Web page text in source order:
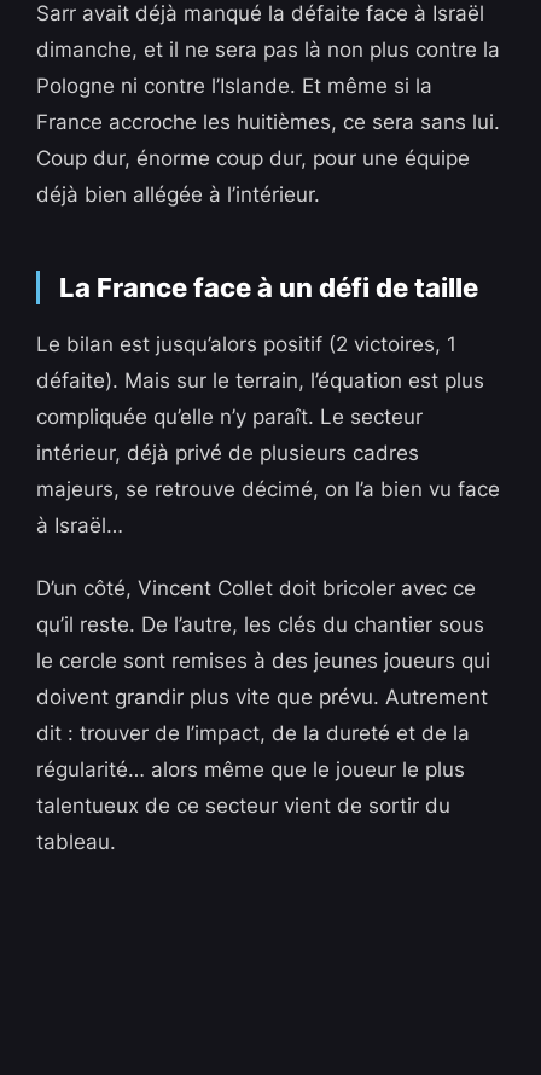
Sarr avait déjà manqué la défaite face à Israël
dimanche, et il ne sera pas là non plus contre la
Pologne ni contre l’Islande. Et même si la
France accroche les huitièmes, ce sera sans lui.
Coup dur, énorme coup dur, pour une équipe
déjà bien allégée à l’intérieur.
La France face à un défi de taille
Le bilan est jusqu’alors positif (2 victoires, 1
défaite). Mais sur le terrain, l’équation est plus
compliquée qu’elle n’y paraît. Le secteur
intérieur, déjà privé de plusieurs cadres
majeurs, se retrouve décimé, on l’a bien vu face
à Israël…
D’un côté, Vincent Collet doit bricoler avec ce
qu’il reste. De l’autre, les clés du chantier sous
le cercle sont remises à des jeunes joueurs qui
doivent grandir plus vite que prévu. Autrement
dit : trouver de l’impact, de la dureté et de la
régularité… alors même que le joueur le plus
talentueux de ce secteur vient de sortir du
tableau.